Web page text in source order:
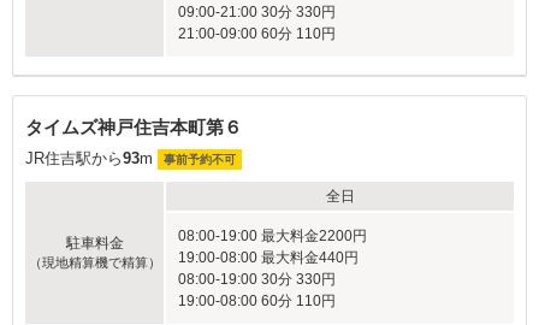
09:00-21:00 30分 330円
21:00-09:00 60分 110円
タイムズ神戸住吉本町第６
JR住吉駅から93m 事前予約不可
駐車料金
（現地精算機で精算）
全日
08:00-19:00 最大料金2200円
19:00-08:00 最大料金440円
08:00-19:00 30分 330円
19:00-08:00 60分 110円